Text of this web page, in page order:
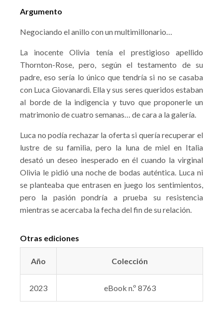
Argumento
Negociando el anillo con un multimillonario…
La inocente Olivia tenía el prestigioso apellido
Thornton-Rose, pero, según el testamento de su
padre, eso sería lo único que tendría si no se casaba
con Luca Giovanardi. Ella y sus seres queridos estaban
al borde de la indigencia y tuvo que proponerle un
matrimonio de cuatro semanas… de cara a la galería.
Luca no podía rechazar la oferta si quería recuperar el
lustre de su familia, pero la luna de miel en Italia
desató un deseo inesperado en él cuando la virginal
Olivia le pidió una noche de bodas auténtica. Luca ni
se planteaba que entrasen en juego los sentimientos,
pero la pasión pondría a prueba su resistencia
mientras se acercaba la fecha del fin de su relación.
Otras ediciones
Año Colección
2023 eBook n.º 8763